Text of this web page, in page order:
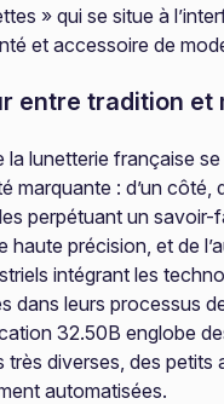
» qui se situe à
et accessoire de
entre tradition et
la lunetterie française
marquante : d’un côté,
perpétuant un savoir-
haute précision, et de
intégrant les
dans leurs processus
32.50B englobe
très diverses, des petits
automatisées.